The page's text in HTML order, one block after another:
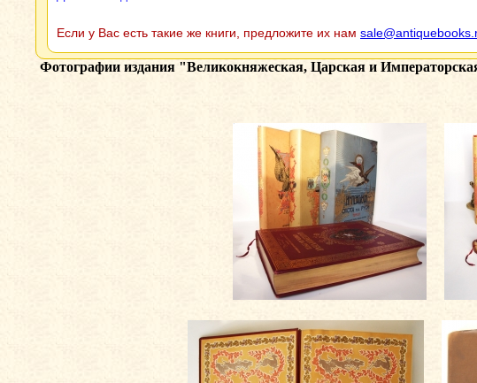
Если у Вас есть такие же книги, предложите их нам
Фотографии издания "Великокняжеская, Царская и